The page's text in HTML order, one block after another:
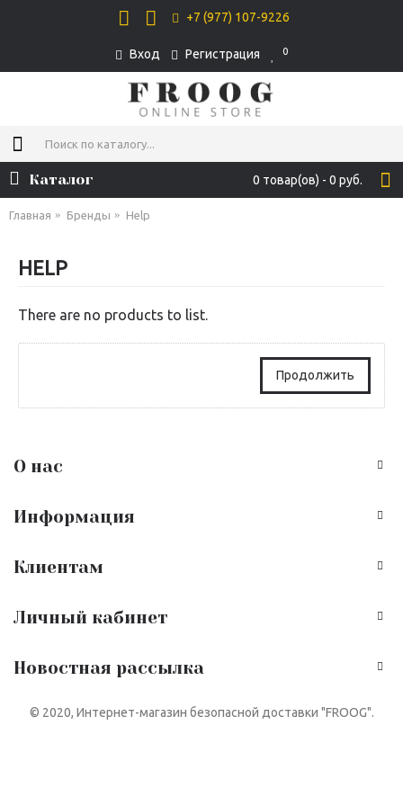
+7 (977) 107-9226
Вход Регистрация 0
0 товар(ов) - 0 руб.
Каталог
Главная Бренды Help
HELP
There are no products to list.
Продолжить
О нас
Информация
Клиентам
Личный кабинет
Новостная рассылка
© 2020, Интернет-магазин безопасной доставки "FROOG".